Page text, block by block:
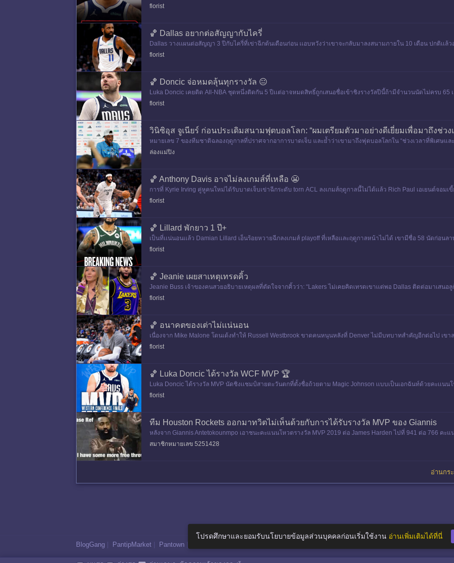
จากทีมเเตน 2 ปีก่อน มีส่วนช่วยพาท
florist
🏀 Dallas อยากต่อสัญญากับไครี่
Dallas วางเเผนต่อสัญญา 3 ปีกับไครี่ที่เข่าฉีกต้นเดือนก่อน เเอบหวังว่าเขาจะกลับมาลงสนามภายใน 10 เดือน ปกติเเล้
วยพาทีมเข้า playoff เลยคิดจะเข็นเขาล
florist
🏀 Doncic จ่อหมดลุ้นทุกรางวัล 😐
Luka Doncic เคยติด All-NBA ชุดหนึ่งติดกัน 5 ปีเเต่อาจหมดสิทธิ์ถูกเสนอชื่อเข้าชิงรางวัลปีนี้ถ้ามีจํานวนนัดไม่ครบ 65
florist
วินิซิอุส จูเนียร์ ก่อนประเดิมสนามฟุตบอลโลก: “ผมเตรียมตัวมาอย่างดีเยี่ยมเพื่อมาถึงช่วง
หมายเลข 7 ของทีมชาติฉลองฤดูกาลที่ปราศจากอาการบาดเจ็บ และย้ำว่าเขามาถึงฟุตบอลโลกใน “ช่วงเวลาที่พิเศษแ
สัมภาษณ์กับสื่อเมื่อบ่ายวันศุกร์
ล่องแม่ปิง
🏀 Anthony Davis อาจไม่ลงเกมส์ที่เหลือ 😬
การที่ Kyrie Irving คู่หูคนใหม่ได้รับบาดเจ็บเข่าฉีกระดับ torn ACL ลงเกมส์ฤดูกาลนี้ไม่ได้เเล้ว Rich Paul เอเยนต์จอม
florist
🏀 Lillard พักยาว 1 ปี+
เป็นที่เเน่นอนเเล้ว Damian Lillard เอ็นร้อยหวายฉีกลงเกมส์ playoff ที่เหลือเเละฤดูกาลหน้าไม่ได้ เขามีชื่อ 58 นัดก่อน
หมดลุ้น All-NBA สมัยที่ 8 หลังมีส
florist
🏀 Jeanie เผยสาเหตุเทรดคิ้ว
Jeanie Buss เจ้าของคนสวยอธิบายเหตุผลที่ตัดใจจากคิ้วว่า: “Lakers ไม่เคยคิดเทรดเขาเเต่พอ Dallas ติดต่อมาเสนอ
florist
🏀 อนาคตของเต่าไม่เเน่นอน
เนื่องจาก Mike Malone โดนเด้งทําให้ Russell Westbrook ขาดคนหนุนหลังที่ Denver ไม่มีบทบาทสําคัญอีกต่อไป เขาล
สีย 3 turnovers มีเเววถูกดาวรุ่ง Jale
florist
🏀 Luka Doncic ได้รางวัล WCF MVP 🏆
Luka Doncic ได้รางวัล MVP นัดชิงเเชมป์สายตะวันตกที่ตั้งชื่อถ้วยตาม Magic Johnson เเบบเป็นเอกฉันท์ด้วยคะเเน
florist
ทีม Houston Rockets ออกมาทวิตไม่เห็นด้วยกับการได้รับรางวัล MVP ของ Giannis
หลังจาก Giannis Antetokounmpo เอาชนะคะแนนโหวตรางวัล MVP 2019 ต่อ James Harden ไปที่ 941 ต่อ 766 คะ
account twitter ของทีมได้ออกมาทวิตรัวๆ ถึงผลในครั
สมาชิกหมายเลข 5251428
อ่านกร
BlogGang PantipMarket Pantown
โปรดศึกษาและยอมรับนโยบายข้อมูลส่วนบุคคลก่อนเริ่มใช้งาน อ่านเพิ่มเติมได้ที่นี่